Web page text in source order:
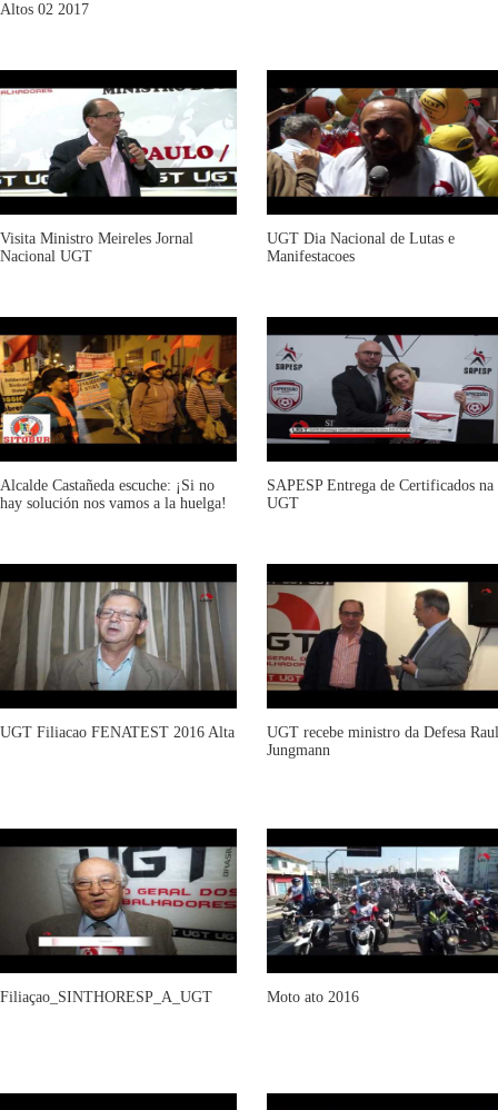
Altos 02 2017
Visita Ministro Meireles Jornal
Nacional UGT
UGT Dia Nacional de Lutas e
Manifestacoes
Alcalde Castañeda escuche: ¡Si no
hay solución nos vamos a la huelga!
SAPESP Entrega de Certificados na
UGT
UGT Filiacao FENATEST 2016 Alta
UGT recebe ministro da Defesa Raul
Jungmann
Filiaçao_SINTHORESP_A_UGT Moto ato 2016